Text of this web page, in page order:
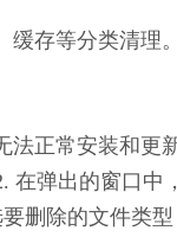
存等分类清理。
法正常安装和更
在弹出的窗口中
删除的文件类